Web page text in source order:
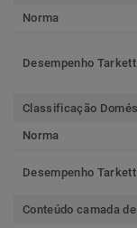
Norma
Desempenho Tarkett
Classificação
Norma
Desempenho Tarkett
Conteúdo camada